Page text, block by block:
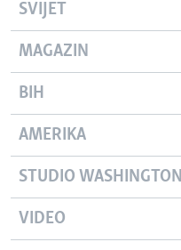
SVIJET
MAGAZIN
BIH
AMERIKA
STUDIO WASHINGTON
VIDEO